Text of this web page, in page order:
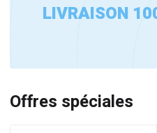
LIVRAISON
Offres spéciales